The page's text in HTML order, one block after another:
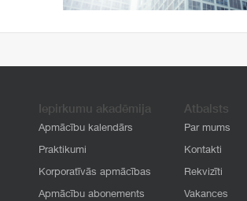
Iepirkumu akadēmija
Apmācību kalendārs
Praktikumi
Korporatīvās apmācības
Apmācību abonements
Atbalsts
Par mums
Kontakti
Rekvizīti
Vakances